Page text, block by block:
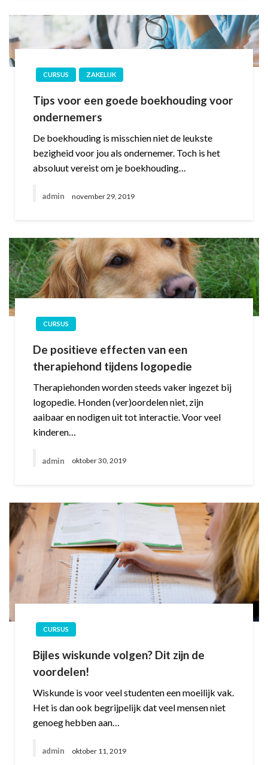
CURSUS ZAKELIJK
Tips voor een goede boekhouding voor
ondernemers
De boekhouding is misschien niet de leukste
bezigheid voor jou als ondernemer. Toch is het
absoluut vereist om je boekhouding…
admin november 29, 2019
CURSUS
De positieve effecten van een
therapiehond tijdens logopedie
Therapiehonden worden steeds vaker ingezet bij
logopedie. Honden (ver)oordelen niet, zijn
aaibaar en nodigen uit tot interactie. Voor veel
kinderen…
admin oktober 30, 2019
CURSUS
Bijles wiskunde volgen? Dit zijn de
voordelen!
Wiskunde is voor veel studenten een moeilijk vak.
Het is dan ook begrijpelijk dat veel mensen niet
genoeg hebben aan…
admin oktober 11, 2019